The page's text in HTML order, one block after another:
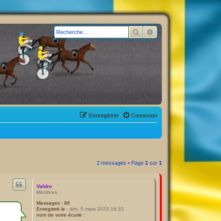
Rechercher
Connexion
S’enregistrer
2 messages • Page 1 sur 1
Valdru
Membres
Messages : 86
Enregistré le : dim. 5 mars 2023 16:33
nom de votre écurie :